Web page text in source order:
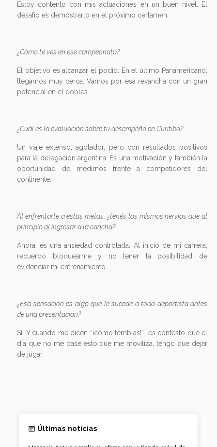
Estoy contento con mis actuaciones en un buen nivel. El
desafío es demostrarlo en el próximo certamen.
¿Cómo te ves en ese campeonato?
El objetivo es alcanzar el podio. En el último Panamericano,
llegamos muy cerca. Vamos por esa revancha con un gran
potencial en el dobles.
¿Cuál es la evaluación sobre tu desempeño en Curitiba?
Un viaje extenso, agotador, pero con resultados positivos
para la delegación argentina. Es una motivación y también la
oportunidad de medirnos frente a competidores del
continente.
Al enfrentarte a estas metas, ¿tenés los mismos nervios que al
principio al ingresar a la cancha?
Ahora, es una ansiedad controlada. Al inicio de mi carrera,
recuerdo bloquearme y no tener la posibilidad de
evidenciar mi entrenamiento.
¿Esa sensación es algo que le sucede a todo deportista antes
de una presentación?
Sí. Y cuando me dicen “¡cómo temblás!” les contesto que el
día que no me pase esto que me moviliza, tengo que dejar
de jugar.
Últimas noticias